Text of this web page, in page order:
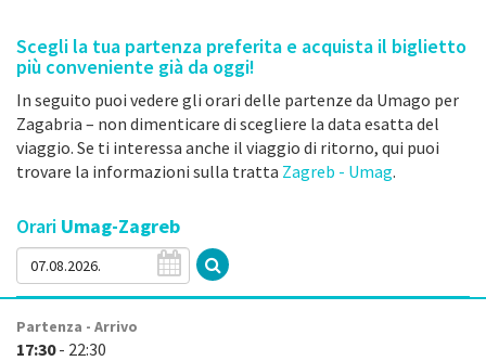
Scegli la tua partenza preferita e acquista il biglietto
più conveniente già da oggi!
In seguito puoi vedere gli orari delle partenze da Umago per
Zagabria – non dimenticare di scegliere la data esatta del
viaggio. Se ti interessa anche il viaggio di ritorno, qui puoi
trovare la informazioni sulla tratta Zagreb - Umag.
Orari Umag-Zagreb
Partenza - Arrivo
17:30- 22:30